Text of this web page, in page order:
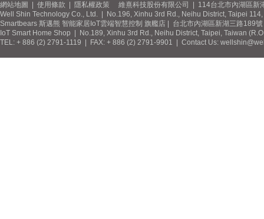
網站地圖 使用條款 隱私權政策 維熹科技股份有限公司 | 114台北市內湖區新
Well Shin Technology Co., Ltd. | No.196, Xinhu 3rd Rd., Neihu District, Taipei
Smartbears 斯邁熊 智能家居IoT雲端智慧控制 旗艦店 | 台北市內湖區新湖三路189
IoT Smart Home Shop | No.189, Xinhu 3rd Rd., Neihu District, Taipei, Taiwan
TEL: + 886 (2) 2791-1119 | FAX: + 886 (2) 2791-9901 | Contact Us: